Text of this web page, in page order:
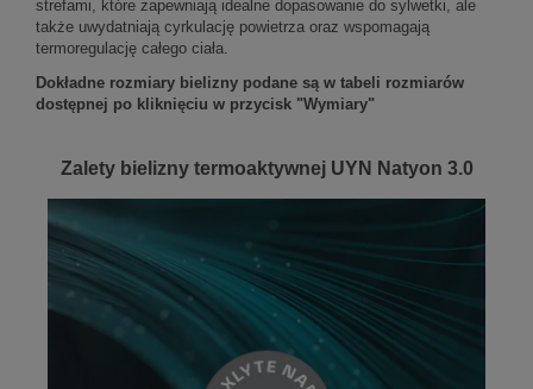
strefami, które zapewniają idealne dopasowanie do sylwetki, ale
także uwydatniają cyrkulację powietrza oraz wspomagają
termoregulację całego ciała.
Dokładne rozmiary bielizny podane są w tabeli rozmiarów
dostępnej po kliknięciu w przycisk "Wymiary"
Zalety bielizny termoaktywnej UYN Natyon 3.0